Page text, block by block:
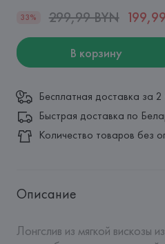
33% 299,99 BYN
В корзину
Бесплатная доставка за
Быстрая доставка по
Количество товаров без
Описание
Лонгслив из мягкой вискозы